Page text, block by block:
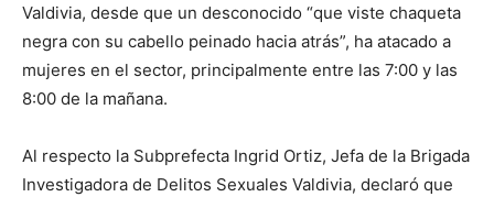
Valdivia, desde que un desconocido “que viste chaqueta
negra con su cabello peinado hacia atrás”, ha atacado a
mujeres en el sector, principalmente entre las 7:00 y las
8:00 de la mañana.
Al respecto la Subprefecta Ingrid Ortiz, Jefa de la Brigada
Investigadora de Delitos Sexuales Valdivia, declaró que